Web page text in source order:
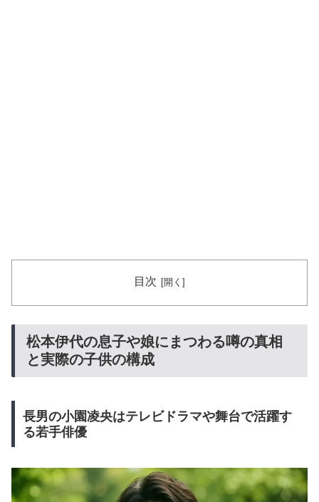
目次
松本伊代の息子や娘にまつわる噂の真相
と実際の子供の構成
長男の小園凌央はテレビドラマや舞台で活躍す
る若手俳優